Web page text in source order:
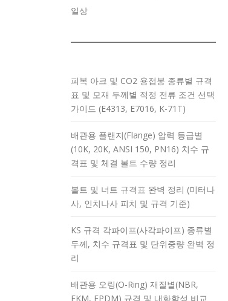
일상
피복 아크 및 CO2 용접봉 종류별 규격
표 및 모재 두께별 적정 전류 조건 선택
가이드 (E4313, E7016, K-71T)
배관용 플랜지(Flange) 압력 등급별
(10K, 20K, ANSI 150, PN16) 치수 규
격표 및 체결 볼트 수량 정리
볼트 및 너트 규격표 완벽 정리 (미터나
사, 인치나사 피치 및 규격 기준)
KS 규격 각파이프(사각파이프) 종류별
두께, 치수 규격표 및 단위중량 완벽 정
리
배관용 오링(O-Ring) 재질별(NBR,
FKM, EPDM) 규격 및 내화학성 비교